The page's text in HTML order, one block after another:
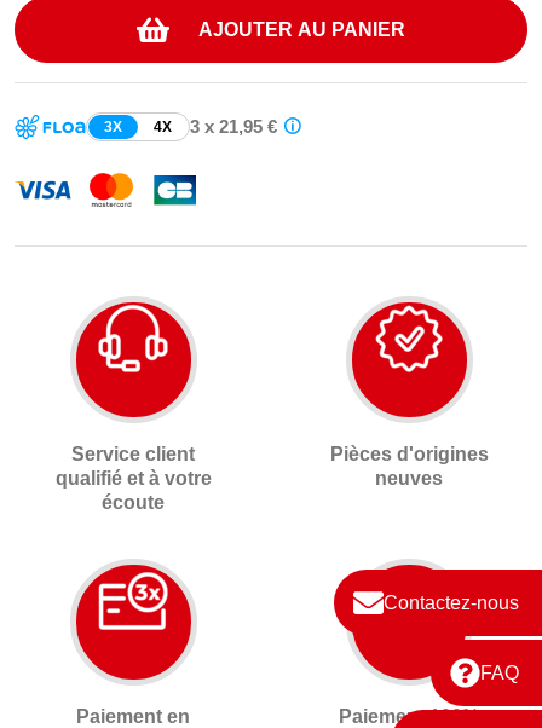
Contactez-nous
FAQ
AJOUTER AU PANIER
3X 4X 3 x 21,95 €
Service client
qualifié et à votre
écoute
Pièces d'origines
neuves
Paiement en
Paiement 100%